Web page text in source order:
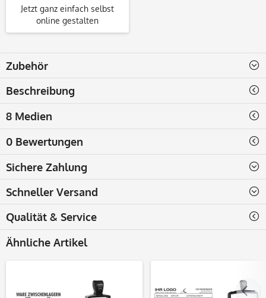
Jetzt ganz einfach selbst
online gestalten
Zubehör
Beschreibung
8 Medien
0 Bewertungen
Sichere Zahlung
Schneller Versand
Qualität & Service
Ähnliche Artikel